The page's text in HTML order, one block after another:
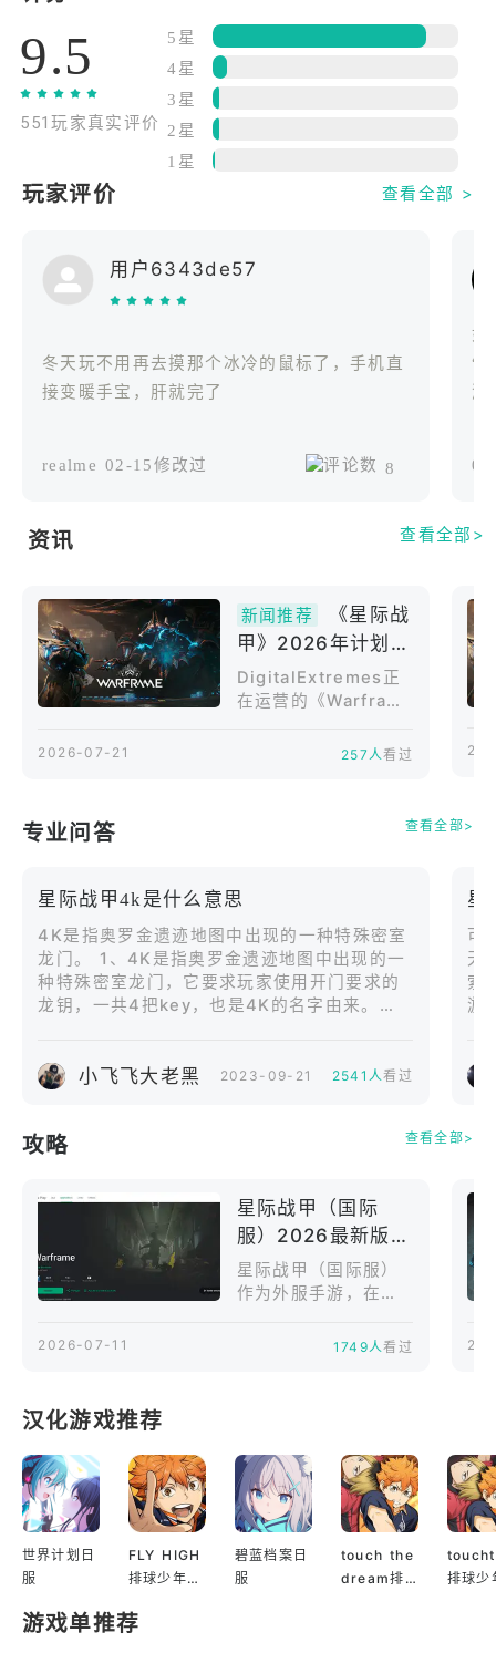
与朋友并肩作战
与你的朋友组成一个小队，当你通过高度合作的游戏
玩法完成任务时，将会获得宝贵的奖励。利用你的战
甲技能治疗盟友，偏转敌人火力方向，并完成你的任
务目标。被一个特定的挑战卡住了？游戏中的匹配机
探索庞大的星系
利用你战甲令人着迷的跑酷技能来灵巧地完成地面任
务，或进入太空，使用你自己专属的战舰参与大规模
敌对的。
探索史诗故事
庞大的 10 多年的扩展内容和剧情系列任务，沉浸在
始源星系的悠久历史中。在开始你的旅程、发展你的
技能和寻求你觉醒背后的真相之前，请先通过三款原
始战甲之一发现你的内在力量，并开始你在
容。提升它们的等级并进行试验，直到你找到适合你
独特游戏风格的武器组合。为你的装备设计一款可怕
的外观，以此来呈现出你自定义配置的时尚风格。
进入始源星系意味着加入 7000 多万的 Tenno 军团，
量的自定义选项可用于强化你的装备，因此为你的战
无尽的挑战。
9.5
551玩家真实评价
5星
4星
3星
2星
1星
玩家评价 查看全部 >
用户6343de57
冬天玩不用再去摸那个冰冷的鼠标了，手机直
接变暖手宝，肝就完了
realme 02-15修改过 8
如
“
游
资讯 查看全部>
新闻推荐
《星际战
甲》2026年计划发
布内容详细介绍，
包括全新星系
DigitalExtremes正
在运营的《Warfram
witch2/PS5/XboxS
动作游戏。玩家将扮
演装备了特殊能力外
骨骼装甲“WARFRAM
E”的战士Tenno，运
用动态忍者动作挑战
各种任务。“WARFRA
2026-07-21 257人看过
专业问答 查看全部>
星际战甲4k是什么意思
4K是指奥罗金遗迹地图中出现的一种特殊密室
龙门。 1、4K是指奥罗金遗迹地图中出现的一
种特殊密室龙门，它要求玩家使用开门要求的
龙钥，一共4把key，也是4K的名字由来。
着不同的4把钥匙，钥匙的设计图在商店购买，
小飞飞大老黑 2023-09-21 2541人看过
星
可
天
索
游
攻略 查看全部>
星际战甲（国际
服）2026最新版如
何下载？国内下载
运行安装星际战甲
星际战甲（国际服）
作为外服手游，在国
难度。首先是网络问
慢、下载中断或连接
失败。其次是谷歌环
境依赖，部分安卓手
机如果缺少GooglePl
ay服务，可能无法正
常下载、更新或启动
2026-07-11 1749人看过
汉化游戏推荐
世界计划日
服
FLY HIGH
排球少年日
碧蓝档案日
服
touch the
dream排
排球少
游戏单推荐